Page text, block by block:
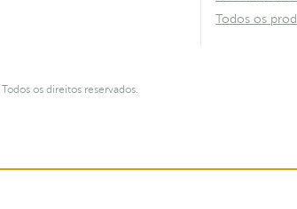
Todos os
os direitos reservados.